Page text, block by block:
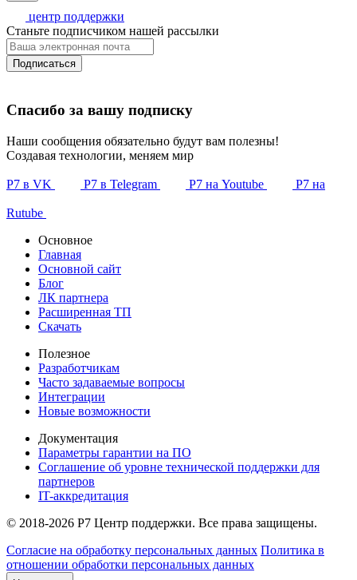
центр поддержки
Станьте подписчиком нашей рассылки
Подписаться
Спасибо за вашу подписку
Наши сообщения обязательно будут вам полезны!
Создавая технологии, меняем мир
Р7 в VK Р7 в Telegram Р7 на Youtube Р7 на
Rutube
Основное
Главная
Основной сайт
Блог
ЛК партнера
Расширенная ТП
Скачать
Полезное
Разработчикам
Часто задаваемые вопросы
Интеграции
Новые возможности
Документация
Параметры гарантии на ПО
Соглашение об уровне технической поддержки для
партнеров
IT-аккредитация
© 2018-2026 Р7 Центр поддержки. Все права защищены.
Согласие на обработку персональных данных Политика в
отношении обработки персональных данных